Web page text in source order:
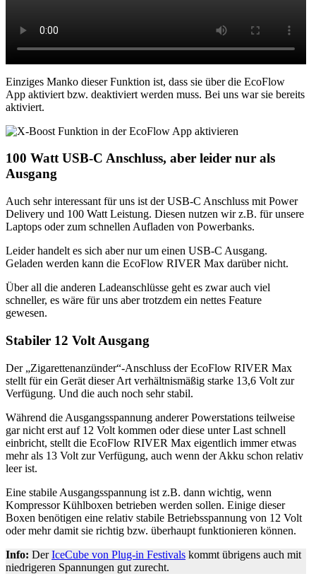
Einziges Manko dieser Funktion ist, dass sie über die EcoFlow
App aktiviert bzw. deaktiviert werden muss. Bei uns war sie bereits
aktiviert.
100 Watt USB-C Anschluss, aber leider nur als
Ausgang
Auch sehr interessant für uns ist der USB-C Anschluss mit Power
Delivery und 100 Watt Leistung. Diesen nutzen wir z.B. für unsere
Laptops oder zum schnellen Aufladen von Powerbanks.
Leider handelt es sich aber nur um einen USB-C Ausgang.
Geladen werden kann die EcoFlow RIVER Max darüber nicht.
Über all die anderen Ladeanschlüsse geht es zwar auch viel
schneller, es wäre für uns aber trotzdem ein nettes Feature
gewesen.
Stabiler 12 Volt Ausgang
Der „Zigarettenanzünder“-Anschluss der EcoFlow RIVER Max
stellt für ein Gerät dieser Art verhältnismäßig starke 13,6 Volt zur
Verfügung. Und die auch noch sehr stabil.
Während die Ausgangsspannung anderer Powerstations teilweise
gar nicht erst auf 12 Volt kommen oder diese unter Last schnell
einbricht, stellt die EcoFlow RIVER Max eigentlich immer etwas
mehr als 13 Volt zur Verfügung, auch wenn der Akku schon relativ
leer ist.
Eine stabile Ausgangsspannung ist z.B. dann wichtig, wenn
Kompressor Kühlboxen betrieben werden sollen. Einige dieser
Boxen benötigen eine relativ stabile Betriebsspannung von 12 Volt
oder mehr damit sie richtig bzw. überhaupt funktionieren können.
Info: DerIceCube von Plug-in Festivals kommt übrigens auch mit
niedrigeren Spannungen gut zurecht.